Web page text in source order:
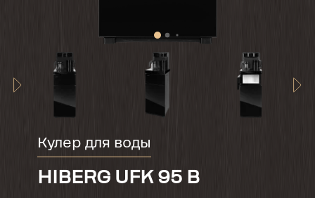
Кулер для воды
HIBERG UFK 95 B